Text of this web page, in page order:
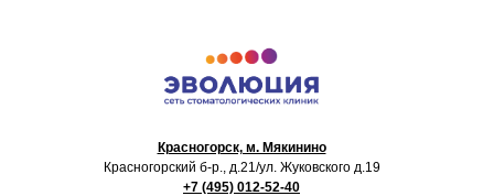
Красногорск, м. Мякинино
Красногорский б-р., д.21/ул. Жуковского д.19
+7 (495) 012-52-40